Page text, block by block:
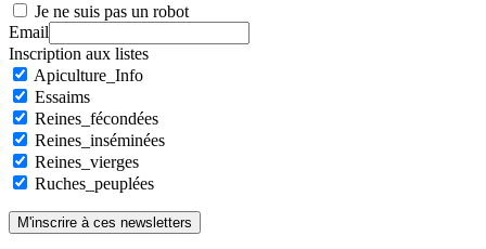
Je ne suis pas un robot
Email
Inscription aux listes
Apiculture_Info
Essaims
Reines_fécondées
Reines_inséminées
Reines_vierges
Ruches_peuplées